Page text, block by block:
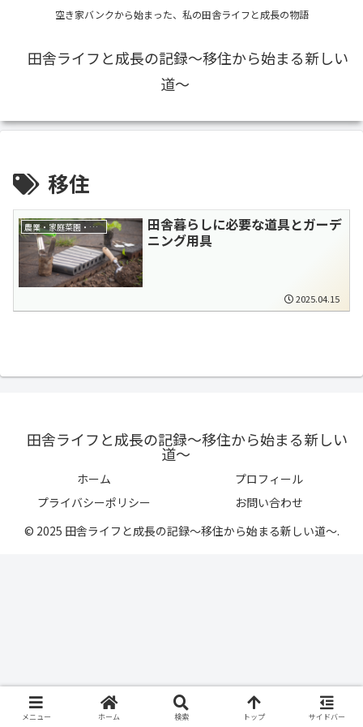
空き家バンクから始まった、私の田舎ライフと成長の物語
田舎ライフと成長の記録〜移住から始まる新しい
道〜
移住
農業・家庭菜園・自給自足
田舎暮らしに必要な道具とガーデ
ニング用具
2025.04.15
田舎ライフと成長の記録〜移住から始まる新しい
道〜
ホーム
プロフィール
プライバシーポリシー
お問い合わせ
© 2025 田舎ライフと成長の記録〜移住から始まる新しい道〜.
メニュー ホーム 検索 トップ サイドバー